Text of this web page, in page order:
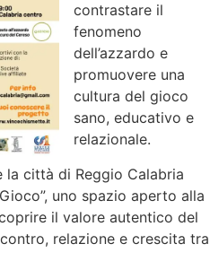
contrastare il
fenomeno
dell’azzardo e
promuovere una
cultura del gioco
sano, educativo e
relazionale.
la città di Reggio Calabria
uno spazio aperto alla
il valore autentico del
relazione e crescita tra